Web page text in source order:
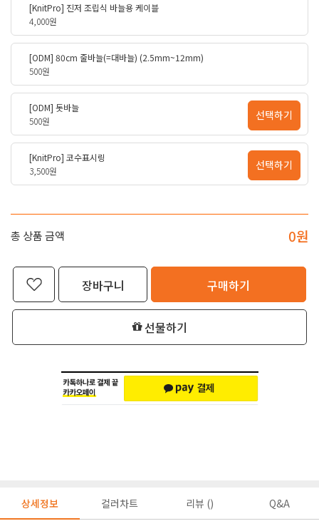
[KnitPro] 진저 조립식 바늘용 케이블
4,000원
[ODM] 80cm 줄바늘(=대바늘) (2.5mm~12mm)
500원
[ODM] 돗바늘
500원
선택하기
[KnitPro] 코수표시링
3,500원
선택하기
총 상품 금액 0원
장바구니 구매하기
선물하기
상세정보 컬러차트 리뷰 () Q&A